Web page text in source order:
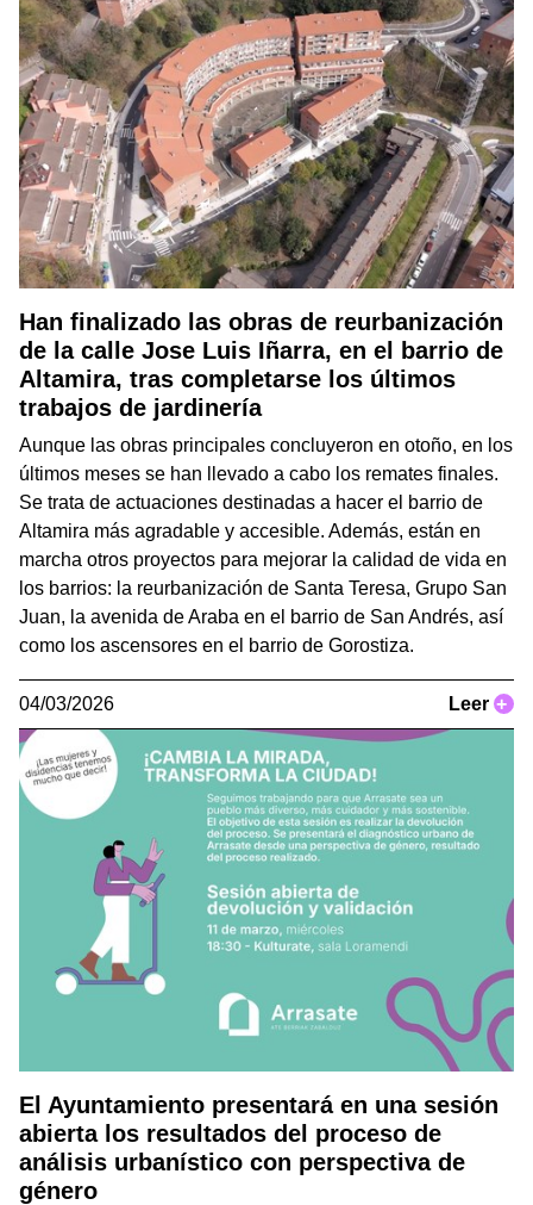
Han finalizado las obras de reurbanización
de la calle Jose Luis Iñarra, en el barrio de
Altamira, tras completarse los últimos
trabajos de jardinería
Aunque las obras principales concluyeron en otoño, en los
últimos meses se han llevado a cabo los remates finales.
Se trata de actuaciones destinadas a hacer el barrio de
Altamira más agradable y accesible. Además, están en
marcha otros proyectos para mejorar la calidad de vida en
los barrios: la reurbanización de Santa Teresa, Grupo San
Juan, la avenida de Araba en el barrio de San Andrés, así
como los ascensores en el barrio de Gorostiza.
04/03/2026 Leer +
El Ayuntamiento presentará en una sesión
abierta los resultados del proceso de
análisis urbanístico con perspectiva de
género